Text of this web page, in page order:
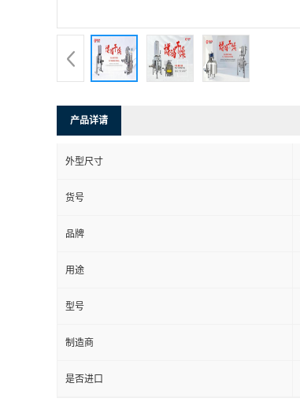
产品详请
外型尺寸
货号
品牌
用途
型号
制造商
是否进口